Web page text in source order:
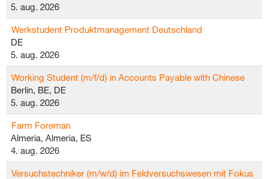
5. aug. 2026
Werkstudent Produktmanagement Deutschland
DE
5. aug. 2026
Working Student (m/f/d) in Accounts Payable with Chinese
Berlin, BE, DE
5. aug. 2026
Farm Foreman
Almeria, Almeria, ES
4. aug. 2026
Versuchstechniker (m/w/d) im Feldversuchswesen mit Fokus